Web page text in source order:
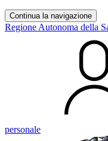
Continua la navigazione
Regione Autonoma della
personale